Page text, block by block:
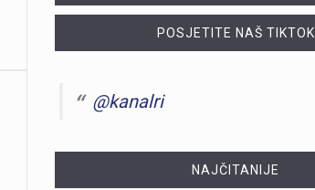
POSJETITE NAŠ TIKTOK
@kanalri
NAJČITANIJE